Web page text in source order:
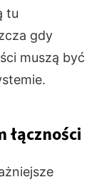
tu
gdy
muszą być